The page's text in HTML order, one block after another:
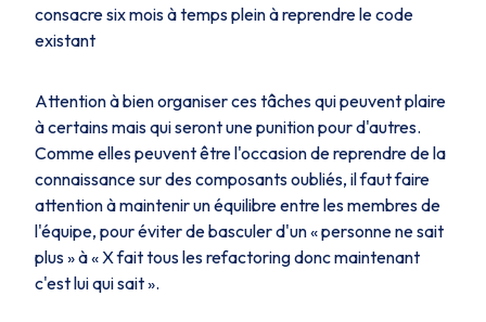
consacre six mois à temps plein à reprendre le code
existant
Attention à bien organiser ces tâches qui peuvent plaire
à certains mais qui seront une punition pour d'autres.
Comme elles peuvent être l'occasion de reprendre de la
connaissance sur des composants oubliés, il faut faire
attention à maintenir un équilibre entre les membres de
l'équipe, pour éviter de basculer d'un « personne ne sait
plus » à « X fait tous les refactoring donc maintenant
c'est lui qui sait ».